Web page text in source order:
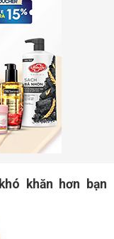
khăn hơn bạn